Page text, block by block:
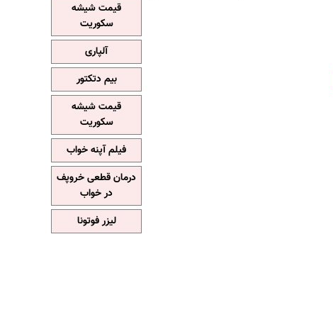
قیمت شیشه
سکوریت
آلپاری
بیم دتکتور
قیمت شیشه
سکوریت
فیلم آپنه خواب
درمان قطعی خروپف
در خواب
لیزر فوتونا